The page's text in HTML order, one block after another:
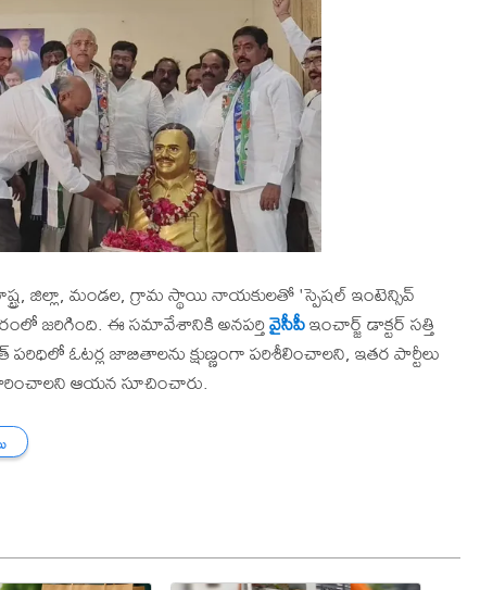
జిల్లా, మండల, గ్రామ స్థాయి నాయకులతో 'స్పెషల్ ఇంటెన్సివ్
జరిగింది. ఈ సమావేశానికి అనపర్తివైసీపీఇంచార్జ్ డాక్టర్ సత్తి
ఓటర్ల జాబితాలను క్షుణ్ణంగా పరిశీలించాలని, ఇతర పార్టీలు
సారించాలని ఆయన సూచించారు.